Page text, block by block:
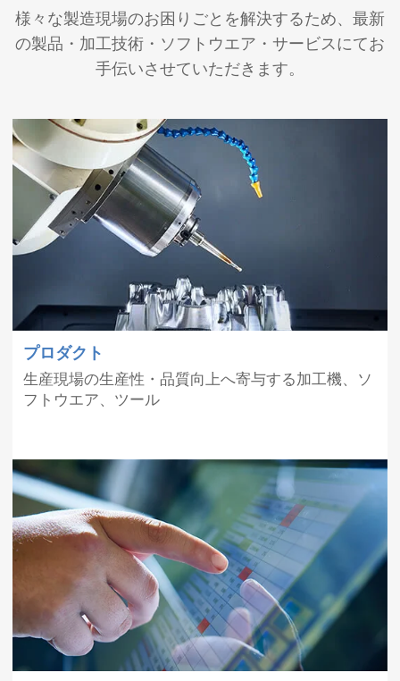
4月23
ゴールデンウィーク休業のお知らせ
1月7
日
島根県東部を震源とする地震で被災された
皆様へ 弊社サポート体制のお知らせ
2025
年
12月
年末年始 休業のお知らせ
12月9
日
青森県東方沖を震源とする地震で被災され
た皆様へ 弊社サポート体制のお知らせ
10月7
【メカトロテックジャパン2025 マキノ特設
9月25
日
新製品 5軸制御横形マシニングセンタ
a630iTの販売を開始しました。
9月12
新製品 立形マシニングセンタ V800の販売
を開始しました。
8月1
夏季休業のお知らせ
様々な製造現場のお困りごとを解決するため、最新
の製品・加工技術・ソフトウエア・サービスにてお
手伝いさせていただきます。
プロダクト
生産現場の生産性・品質向上へ寄与する加工機、ソ
フトウエア、ツール